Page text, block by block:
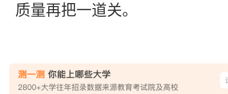
质量再把一道关。